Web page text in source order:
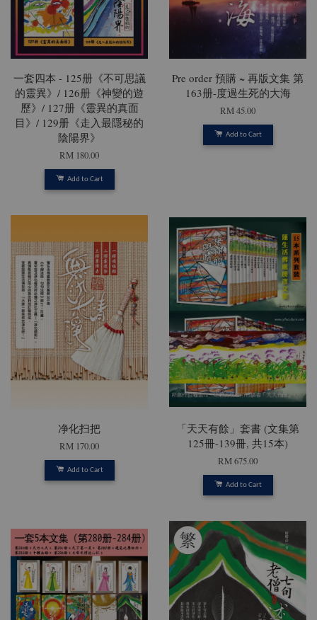
一套四本 - 125册《不可思議
的靈異》/ 126册《神變的遊
歷》/ 127册《靈異的真面
目》/ 129册《走入最隱秘的
陰陽界》
RM 180.00
Add to Cart
Pre order 預購 ~ 再版文集 第
163册-度過生死的大海
RM 45.00
Add to Cart
净化扫把
RM 170.00
Add to Cart
「天天有餘」套書 (文集第
125冊-139冊, 共15本)
RM 675.00
Add to Cart